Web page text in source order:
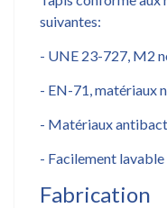
suivantes:
- UNE 23-727, M2
- EN-71, matériaux
- Matériaux
- Facilement lavable
Fabrication